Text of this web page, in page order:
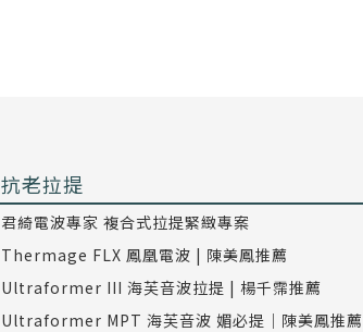
抗老拉提
君綺電波專家 複合式拉提緊緻專案
Thermage FLX 鳳凰電波 | 陳美鳳推薦
Ultraformer III 海芙音波拉提 | 楊千霈推薦
Ultraformer MPT 海芙音波 媚必提｜陳美鳳推薦